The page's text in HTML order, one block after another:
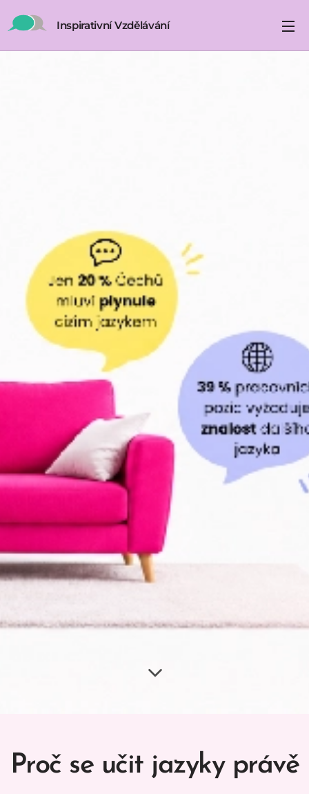
Inspirativní Vzdělávání
Proč se učit jazyky právě